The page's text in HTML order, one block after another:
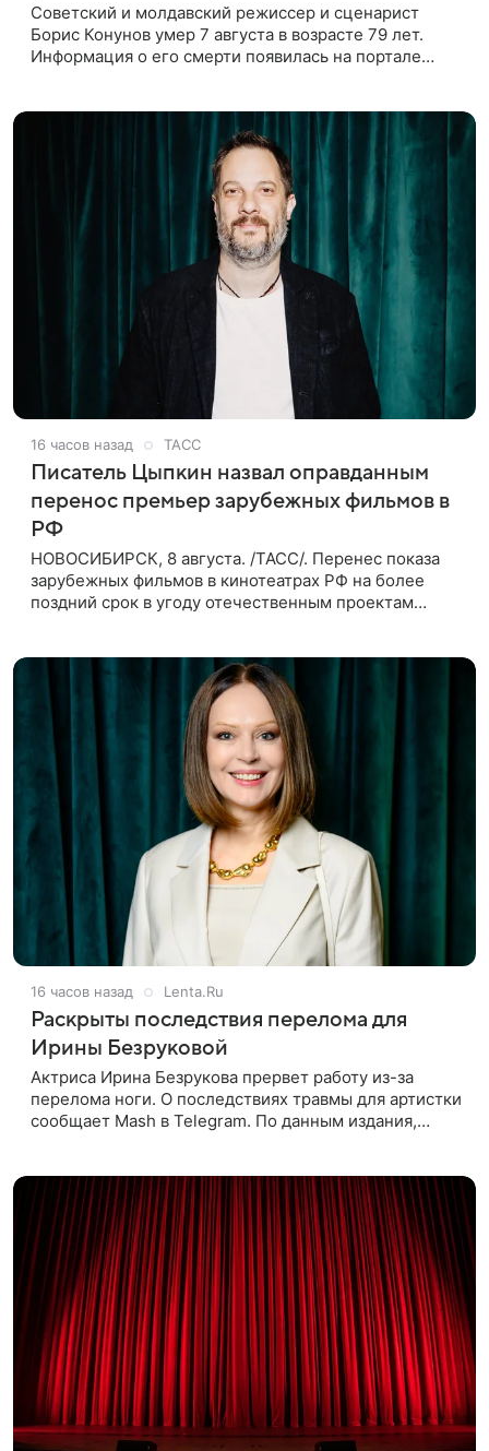
Советский и молдавский режиссер и сценарист
Борис Конунов умер 7 августа в возрасте 79 лет.
Информация о его смерти появилась на портале
16 часов назад ТАСС
Писатель Цыпкин назвал оправданным
перенос премьер зарубежных фильмов в
РФ
НОВОСИБИРСК, 8 августа. /ТАСС/. Перенес показа
зарубежных фильмов в кинотеатрах РФ на более
поздний срок в угоду отечественным проектам
16 часов назад Lenta.Ru
Раскрыты последствия перелома для
Ирины Безруковой
Актриса Ирина Безрукова прервет работу из-за
перелома ноги. О последствиях травмы для артистки
сообщает Mash в Telegram. По данным издания,